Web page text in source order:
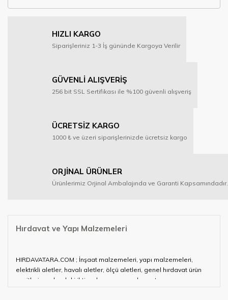
HIZLI KARGO
Siparişleriniz 1-3 İş gününde Kargoya Verilir
GÜVENLİ ALIŞVERİŞ
256 bit SSL Sertifikası ile %100 güvenli alışveriş
ÜCRETSİZ KARGO
1000 ₺ ve üzeri siparişlerinizde ücretsiz kargo
ORJİNAL ÜRÜNLER
Ürünlerimiz Orjinal Ambalajında ve Garanti Kapsamındadır.
Hırdavat ve Yapı Malzemeleri
HIRDAVATARA.COM ; İnşaat malzemeleri, yapı malzemeleri,
elektrikli aletler, havalı aletler, ölçü aletleri, genel hırdavat ürün
çeşitleri ve alandaki ihtiyaçlarınızın neredeyse tamamını